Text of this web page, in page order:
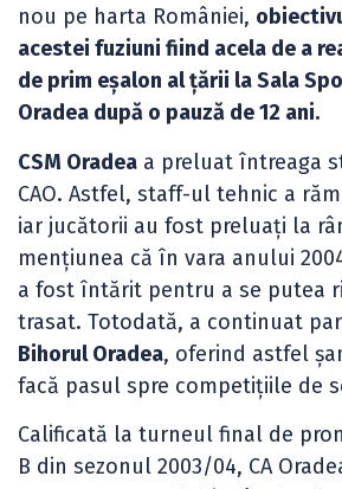
nou pe harta României,
acestei fuziuni fiind acela de a
de prim eșalon al țării la Sala
Oradea după o pauză de 12 ani.
CSM Oradea a preluat întreaga
CAO. Astfel, staff-ul tehnic a
iar jucătorii au fost preluați la
mențiunea că în vara anului
a fost întărit pentru a se putea
trasat. Totodată, a continuat
Bihorul Oradea, oferind astfel
facă pasul spre competițiile de
Calificată la turneul final de
B din sezonul 2003/04, CA